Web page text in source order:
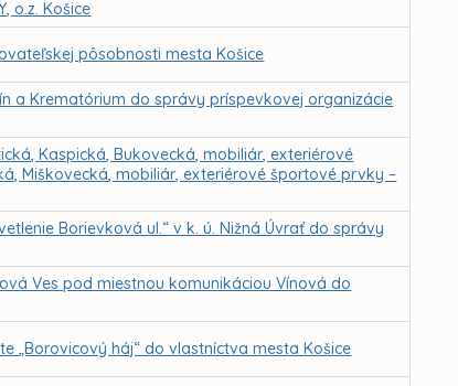
o.z. Košice
pôsobnosti mesta Košice
a Krematórium do správy príspevkovej organizácie
Kaspická, Bukovecká, mobiliár, exteriérové
Miškovecká, mobiliár, exteriérové športové prvky –
Borievková ul.“ v k. ú. Nižná Úvrať do správy
Ves pod miestnou komunikáciou Vínová do
„Borovicový háj“ do vlastníctva mesta Košice